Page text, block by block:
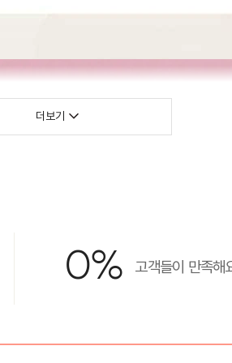
더보기
0% 고객들이 만족해